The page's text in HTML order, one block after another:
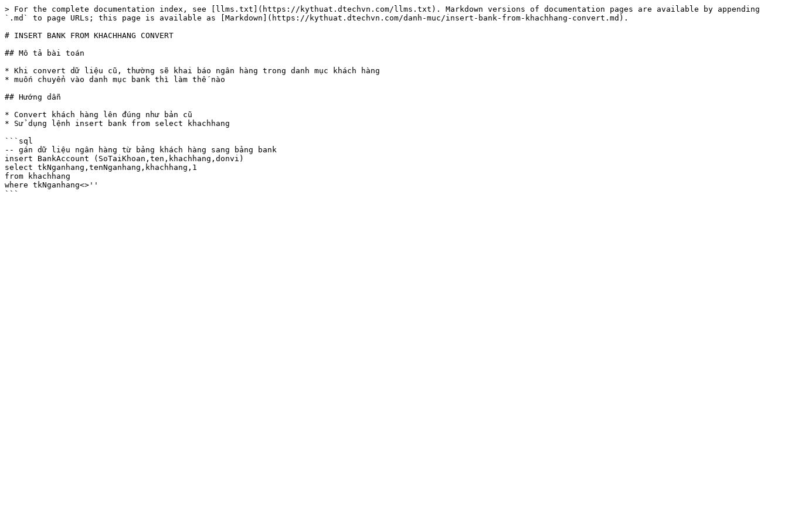
> For the complete documentation index, see [llms.txt](https://kythuat.dtechvn.com/llms.txt). Markdown versions of documentation pages are available by appending
`.md` to page URLs; this page is available as [Markdown](https://kythuat.dtechvn.com/danh-muc/insert-bank-from-khachhang-convert.md).
# INSERT BANK FROM KHACHHANG CONVERT
## Mô tả bài toán
* Khi convert dữ liệu cũ, thường sẽ khai báo ngân hàng trong danh mục khách hàng
* muốn chuyển vào danh mục bank thì làm thế nào
## Hướng dẫn
* Convert khách hàng lên đúng như bản cũ
* Sử dụng lệnh insert bank from select khachhang
```sql
-- gán dữ liệu ngân hàng từ bảng khách hàng sang bảng bank
insert BankAccount (SoTaiKhoan,ten,khachhang,donvi)
select tkNganhang,tenNganhang,khachhang,1
from khachhang
where tkNganhang<>''